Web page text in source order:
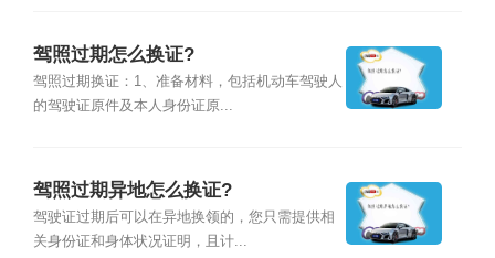
驾照过期怎么换证?
驾照过期换证：1、准备材料，包括机动车驾驶人
的驾驶证原件及本人身份证原...
驾照过期异地怎么换证?
驾驶证过期后可以在异地换领的，您只需提供相
关身份证和身体状况证明，且计...